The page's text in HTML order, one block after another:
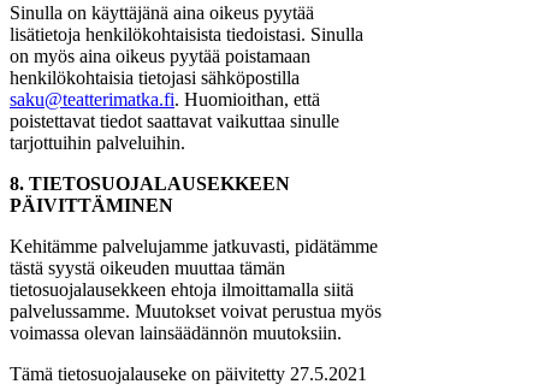
Sinulla on käyttäjänä aina oikeus pyytää
lisätietoja henkilökohtaisista tiedoistasi. Sinulla
on myös aina oikeus pyytää poistamaan
henkilökohtaisia tietojasi sähköpostilla
saku@teatterimatka.fi. Huomioithan, että
poistettavat tiedot saattavat vaikuttaa sinulle
tarjottuihin palveluihin.
8. TIETOSUOJALAUSEKKEEN
PÄIVITTÄMINEN
Kehitämme palvelujamme jatkuvasti, pidätämme
tästä syystä oikeuden muuttaa tämän
tietosuojalausekkeen ehtoja ilmoittamalla siitä
palvelussamme. Muutokset voivat perustua myös
voimassa olevan lainsäädännön muutoksiin.
Tämä tietosuojalauseke on päivitetty 27.5.2021